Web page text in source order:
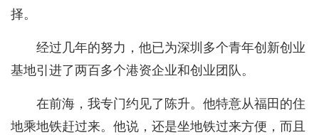
择。
经过几年的努力，他已为深圳多个青年创新创业
基地引进了两百多个港资企业和创业团队。
在前海，我专门约见了陈升。他特意从福田的住
地乘地铁赶过来。他说，还是坐地铁过来方便，而且